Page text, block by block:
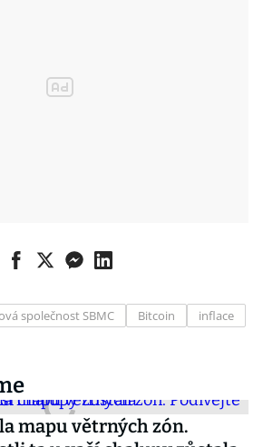
společnost SBMC Bitcoin inflace
mapu větrných zón.